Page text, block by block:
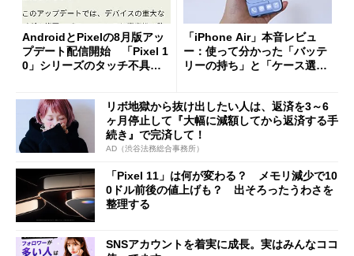
AndroidとPixelの8月版アッ
プデート配信開始 「Pixel 1
0」シリーズのタッチ不具合
「iPhone Air」本音レビュ
ー：使って分かった「バッテ
リーの持ち」と「ケース選
リボ地獄から抜け出したい人は、返済を3～6
ヶ月停止して『大幅に減額してから返済する手
続き』で完済して！
AD（渋谷法務総合事務所）
「Pixel 11」は何が変わる？ メモリ減少で10
0ドル前後の値上げも？ 出そろったうわさを
整理する
SNSアカウントを着実に成長。実はみんなココ